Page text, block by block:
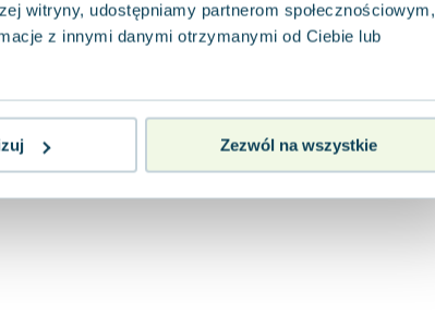
witryny, udostępniamy partnerom społecznościowym,
z innymi danymi otrzymanymi od Ciebie lub
Zezwól na wszystkie